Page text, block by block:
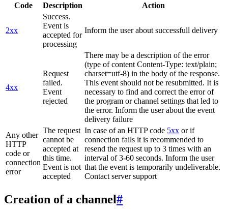
Code Description Action
2xx
Success.
Event is
accepted for
processing
Inform the user about successfull delivery
4xx
Request
failed.
Event
rejected
There may be a description of the error
(type of content Content-Type: text/plain;
charset=utf-8) in the body of the response.
This event should not be resubmitted. It is
necessary to find and correct the error of
the program or channel settings that led to
the error. Inform the user about the event
delivery failure
Any other
HTTP
code or
connection
error
The request
cannot be
accepted at
this time.
Event is not
accepted
In case of an HTTP code 5xx or if
connection fails it is recommended to
resend the request up to 3 times with an
interval of 3-60 seconds. Inform the user
that the event is temporarily undeliverable.
Contact server support
Creation of a channel#